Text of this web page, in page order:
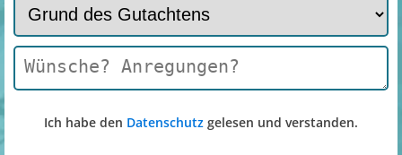
Ich habe den Datenschutz gelesen und verstanden.